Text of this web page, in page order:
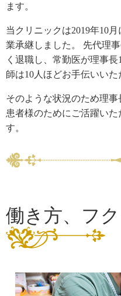
ます。
当クリニックは2019年10
業承継しました。 先代理
く退職し、常勤医が理事
師は10人ほどお手伝いいた
そのような状況のため理事
患者様のためにご活躍い
す。
働き方、フ